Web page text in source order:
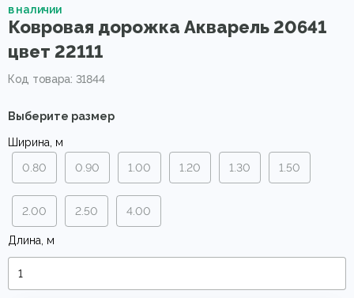
в наличии
Ковровая дорожка Акварель 20641
цвет 22111
Код товара: 31844
Выберите размер
Ширина, м
0.80
0.90 1.00 1.20 1.30 1.50
2.00 2.50 4.00
Длина, м